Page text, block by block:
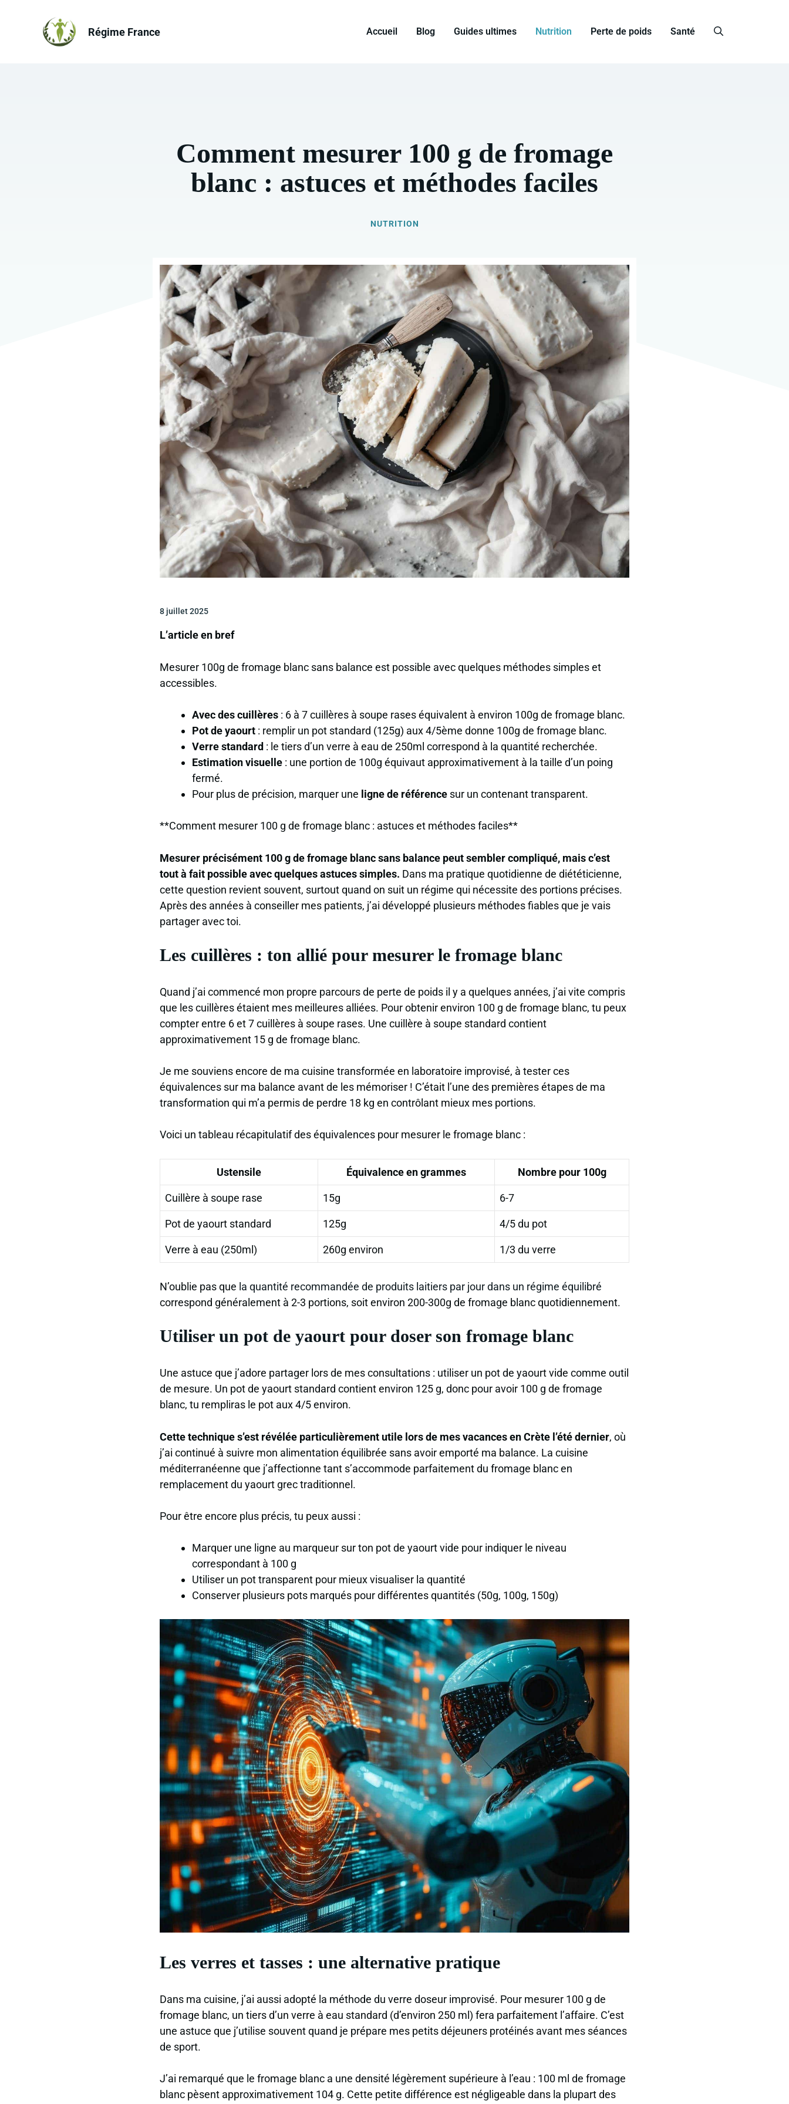
Régime France Accueil Blog Guides ultimes Nutrition Perte de poids Santé
Comment mesurer 100 g de fromage
blanc : astuces et méthodes faciles
NUTRITION
8 juillet 2025
L’article en bref
Mesurer 100g de fromage blanc sans balance est possible avec quelques méthodes simples et
accessibles.
Avec des cuillères: 6 à 7 cuillères à soupe rases équivalent à environ 100g de fromage blanc.
Pot de yaourt: remplir un pot standard (125g) aux4/5ème donne 100g de fromage blanc.
Verre standard : le tiers d’un verre à eau de 250ml correspond à la quantité recherchée.
Estimation visuelle: une portion de 100g équivaut approximativement à la taille d’un poing
fermé.
Pour plus de précision, marquer une ligne de référencesur un contenant transparent.
**Comment mesurer 100 g de fromage blanc : astuces et méthodes faciles**
Mesurer précisément 100 g de fromage blanc sans balance peut sembler compliqué, mais c’est
tout à fait possible avec quelques astuces simples. Dans ma pratique quotidienne de diététicienne,
cette question revient souvent, surtout quand on suit un régime qui nécessite des portions précises.
Après des années à conseiller mes patients, j’ai développé plusieurs méthodes fiables que je vais
partager avec toi.
Les cuillères : ton allié pour mesurer le fromage blanc
Quand j’ai commencé mon propre parcours de perte de poids il y a quelques années, j’ai vite compris
que les cuillères étaient mes meilleures alliées. Pour obtenir environ 100 g de fromage blanc, tu peux
compter entre 6 et 7 cuillères à soupe rases. Une cuillère à soupe standard contient
approximativement 15 g de fromage blanc.
Je me souviens encore de ma cuisine transformée en laboratoire improvisé, à tester ces
équivalences sur ma balance avant de les mémoriser ! C’était l’une des premières étapes de ma
transformation qui m’a permis de perdre 18 kg en contrôlant mieux mes portions.
Voici un tableau récapitulatif des équivalences pour mesurer le fromage blanc :
Ustensile Équivalence en grammes Nombre pour 100g
Cuillère à soupe rase 15g 6-7
Pot de yaourt standard 125g 4/5 du pot
Verre à eau (250ml) 260g environ 1/3 du verre
N’oublie pas que la quantité recommandée de produits laitiers par jour dans un régime équilibré
correspond généralement à 2-3 portions, soit environ 200-300g de fromage blanc quotidiennement.
Utiliser un pot de yaourt pour doser son fromage blanc
Une astuce que j’adore partager lors de mes consultations : utiliser un pot de yaourt vide comme outil
de mesure. Un pot de yaourt standard contient environ 125 g, donc pour avoir 100 g de fromage
blanc, tu rempliras le pot aux 4/5 environ.
Cette technique s’est révélée particulièrement utile lors de mes vacances en Crète l’été dernier, où
j’ai continué à suivre mon alimentation équilibrée sans avoir emporté ma balance. La cuisine
méditerranéenne que j’affectionne tant s’accommode parfaitement du fromage blanc en
remplacement du yaourt grec traditionnel.
Pour être encore plus précis, tu peux aussi :
Marquer une ligne au marqueur sur ton pot de yaourt vide pour indiquer le niveau
correspondant à 100 g
Utiliser un pot transparent pour mieux visualiser la quantité
Conserver plusieurs pots marqués pour différentes quantités (50g, 100g, 150g)
Les verres et tasses : une alternative pratique
Dans ma cuisine, j’ai aussi adopté la méthode du verre doseur improvisé. Pour mesurer 100 g de
fromage blanc, un tiers d’un verre à eau standard (d’environ 250 ml) fera parfaitement l’affaire. C’est
une astuce que j’utilise souvent quand je prépare mes petits déjeuners protéinés avant mes séances
de sport.
J’ai remarqué que le fromage blanc a une densité légèrement supérieure à l’eau : 100 ml de fromage
blanc pèsent approximativement 104 g. Cette petite différence est négligeable dans la plupart des